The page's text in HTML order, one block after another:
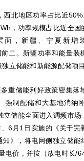
西北地区功率占比近
，功率规模占比近全国
面，新疆、宁夏新增
二。新疆功率和能量装
立储能和新能源配储项
重储能利好政策密集落
强制配储和大基地消纳
立储能全面进入调频市场
6月1日实施的《关于完
知》，将电网侧独立储能
电价，并按（放电时长/